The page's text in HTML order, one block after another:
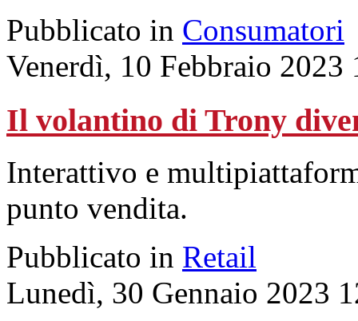
Pubblicato in Consumatori
Venerdì, 10 Febbraio 2023
Il volantino di Trony
Interattivo e
punto vendita.
Pubblicato in Retail
Lunedì, 30 Gennaio 2023